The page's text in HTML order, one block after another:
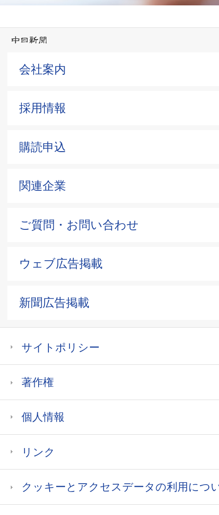
会社案内
採用情報
購読申込
関連企業
ご質問・お問い合わせ
ウェブ広告掲載
新聞広告掲載
サイトポリシー
著作権
個人情報
リンク
クッキーとアクセスデータの利用につ